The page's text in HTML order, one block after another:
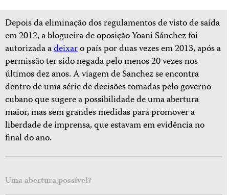
Depois da eliminação dos regulamentos de visto de saída
em 2012, a blogueira de oposição Yoani Sánchez foi
autorizada adeixaro país por duas vezes em 2013, após a
permissão ter sido negada pelo menos 20 vezes nos
últimos dez anos. A viagem de Sanchez se encontra
dentro de uma série de decisões tomadas pelo governo
cubano que sugere a possibilidade de uma abertura
maior, mas sem grandes medidas para promover a
liberdade de imprensa, que estavam em evidência no
final do ano.
Uma abertura possível?